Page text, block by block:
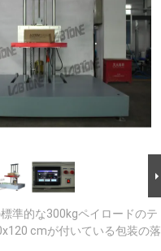
標準的な300kgペイロードのテ
cmが付いている包装の落